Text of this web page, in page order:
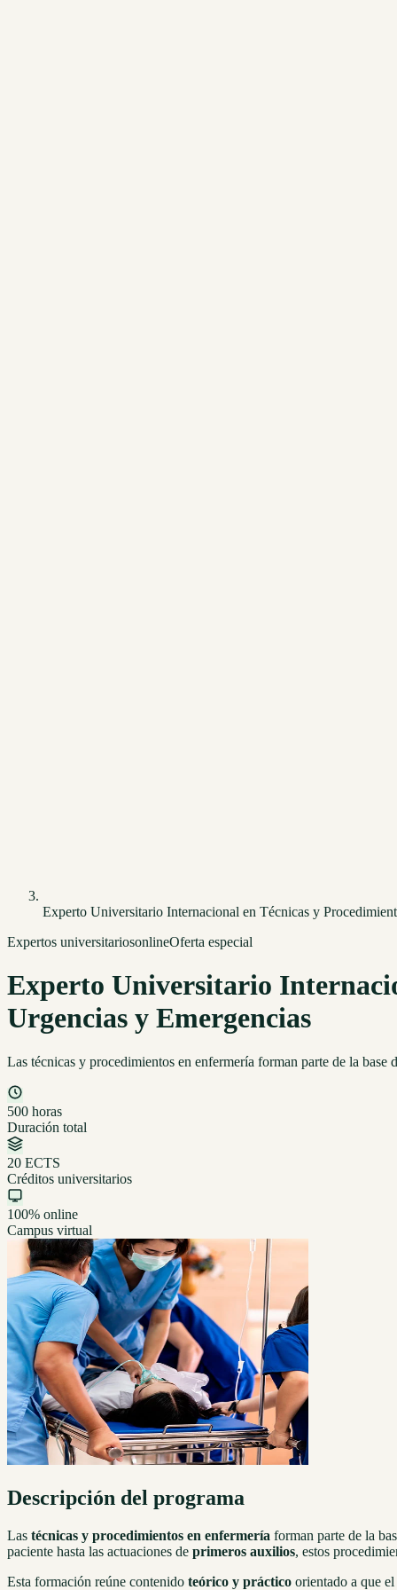
Experto Universitario Internacional en Técnicas y
Expertos universitariosonlineOferta especial
Experto Universitario
Urgencias y Emergencias
Las técnicas y procedimientos en enfermería forman parte de la
500 horas
Duración total
20 ECTS
Créditos universitarios
100% online
Campus virtual
Descripción del programa
Las técnicas y procedimientos en enfermería forman parte de la
paciente hasta las actuaciones de primeros auxilios, estos
Esta formación reúne contenido teórico y práctico orientado a que